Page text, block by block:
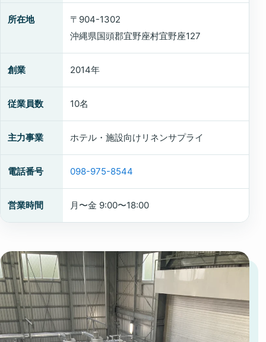
所在地
〒904-1302
沖縄県国頭郡宜野座村宜野座127
創業 2014年
従業員数 10名
主力事業 ホテル・施設向けリネンサプライ
電話番号 098-975-8544
営業時間 月〜金 9:00〜18:00